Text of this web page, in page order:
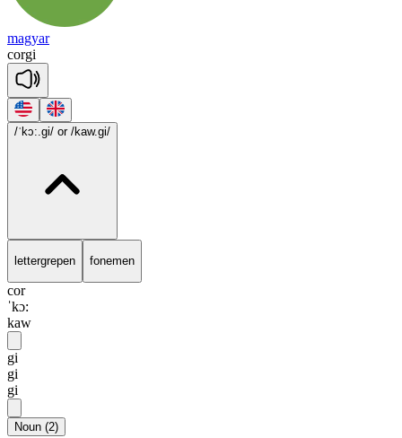
magyar
corgi
/ˈkɔ:.gi/ or /kaw.gi/
lettergrepen fonemen
cor
ˈkɔ:
kaw
gi
gi
gi
Noun (2)